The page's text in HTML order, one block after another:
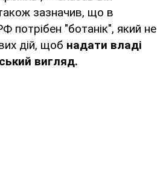
зазначив, що в
потрібен "ботанік", який не
дій, щоб надати владі
вигляд.